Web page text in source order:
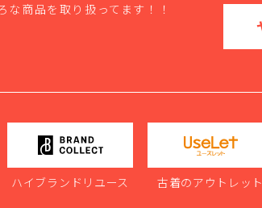
商品を取り扱ってます！！
ハイブランドリユース 古着のアウトレット